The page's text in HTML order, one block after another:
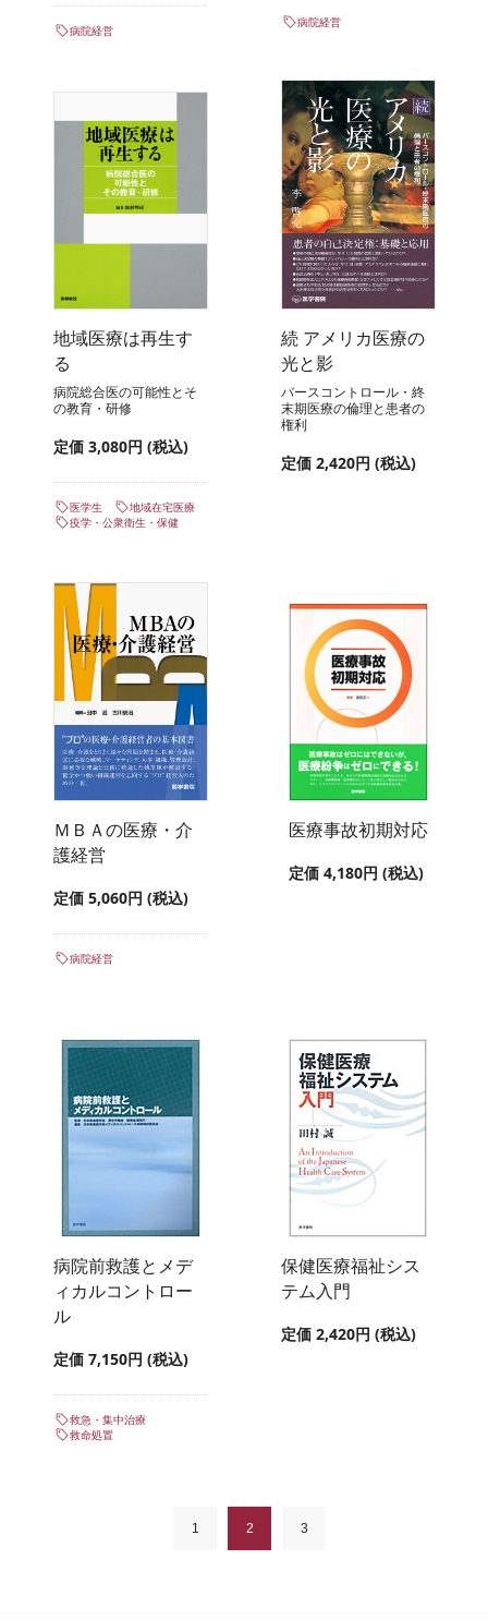
病院経営
病院経営
地域医療は再生す
る
病院総合医の可能性とそ
の教育・研修
定価 3,080円 (税込)
医学生
地域在宅医療
疫学・公衆衛生・保健
続 アメリカ医療の
光と影
バースコントロール・終
末期医療の倫理と患者の
権利
定価 2,420円 (税込)
ＭＢＡの医療・介
護経営
定価 5,060円 (税込)
病院経営
医療事故初期対応
定価 4,180円 (税込)
病院前救護とメデ
ィカルコントロー
ル
定価 7,150円 (税込)
救急・集中治療
救命処置
保健医療福祉シス
テム入門
定価 2,420円 (税込)
1 2 3